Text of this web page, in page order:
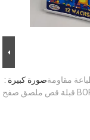
صورة كبيرة :مقاومة